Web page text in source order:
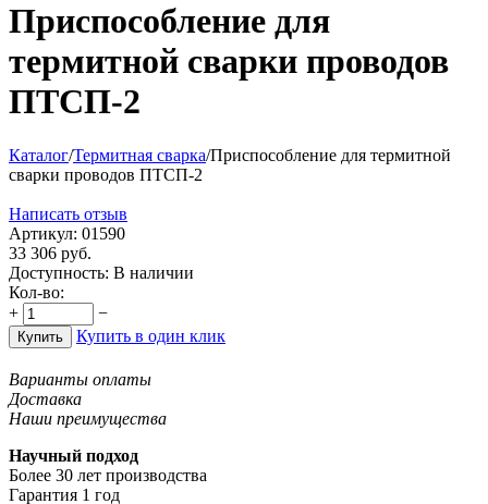
Приспособление для
термитной сварки проводов
ПТСП-2
Каталог/Термитная сварка/Приспособление для термитной
сварки проводов ПТСП-2
Написать отзыв
Артикул: 01590
33 306 руб.
Доступность: В наличии
Кол-во:
+
−
Купить Купить в один клик
Варианты оплаты
Доставка
Наши преимущества
Научный подход
Более 30 лет производства
Гарантия 1 год